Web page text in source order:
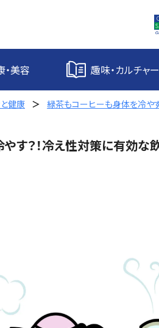
・美容 趣味・カルチャー
健康
緑茶もコーヒーも身体を冷や
す？！冷え性対策に有効な